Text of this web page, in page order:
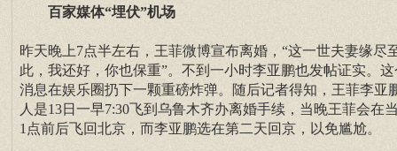
百家媒体“埋伏”机场
昨天晚上7点半左右，王菲微博宣布离婚，“这一世夫妻缘尽
此，我还好，你也保重”。不到一小时李亚鹏也发帖证实。这
消息在娱乐圈扔下一颗重磅炸弹。随后记者得知，王菲李亚
人是13日一早7:30飞到乌鲁木齐办离婚手续，当晚王菲会在
1点前后飞回北京，而李亚鹏选在第二天回京，以免尴尬。